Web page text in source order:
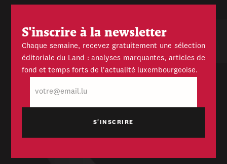
S'inscrire à la newsletter
Chaque semaine, recevez gratuitement une sélection
éditoriale du Land : analyses marquantes, articles de
fond et temps forts de l'actualité luxembourgeoise.
mail